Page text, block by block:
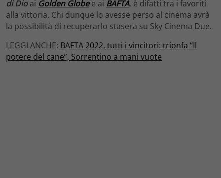
di Dioai Golden Globee ai BAFTA, è difatti tra i favoriti
alla vittoria. Chi dunque lo avesse perso al cinema avrà
la possibilità di recuperarlo stasera su Sky Cinema Due.
LEGGI ANCHE: BAFTA 2022, tutti i vincitori: trionfa “Il
potere del cane”, Sorrentino a mani vuote